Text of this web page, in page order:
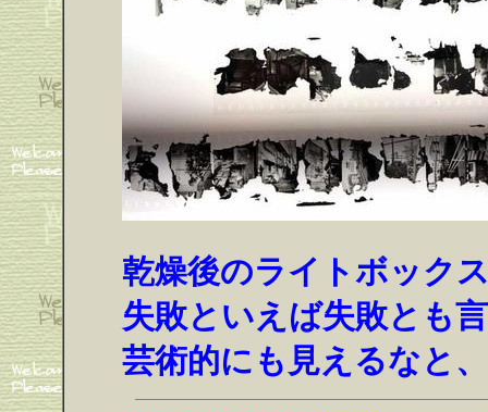
乾燥後のライトボック
失敗といえば失敗とも
芸術的にも見えるなと